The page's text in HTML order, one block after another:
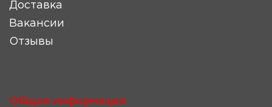
Доставка
Вакансии
Отзывы
Общая информация